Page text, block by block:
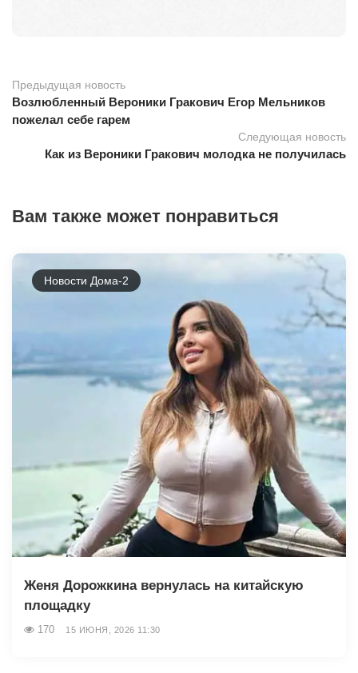
Предыдущая новость
Возлюбленный Вероники Гракович Егор Мельников
пожелал себе гарем
Следующая новость
Как из Вероники Гракович молодка не получилась
Вам также может понравиться
Новости Дома-2
Женя Дорожкина вернулась на китайскую
площадку
170 15 ИЮНЯ, 2026 11:30